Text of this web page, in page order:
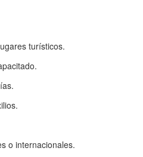
turísticos.
o internacionales.